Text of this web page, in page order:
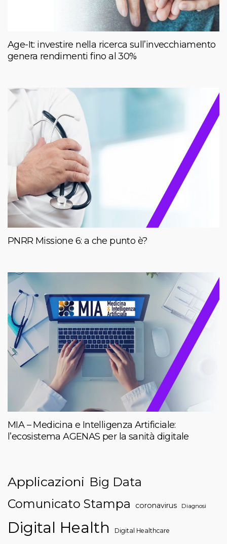
Age-It: investire nella ricerca sull’invecchiamento
genera rendimenti fino al 30%
PNRR Missione 6: a che punto è?
MIA – Medicina e Intelligenza Artificiale:
l’ecosistema AGENAS per la sanità digitale
Applicazioni Big Data
Comunicato Stampa
coronavirus Diagnosi
Digital Health Digital Healthcare